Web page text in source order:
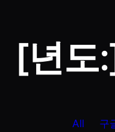
[년도
All 구